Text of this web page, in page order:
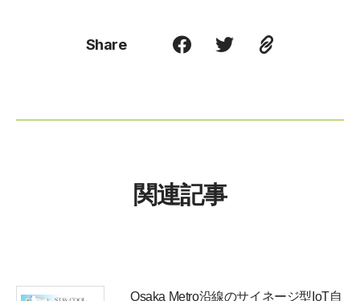
Share
関連記事
Osaka Metro沿線のサイネージ型IoT自